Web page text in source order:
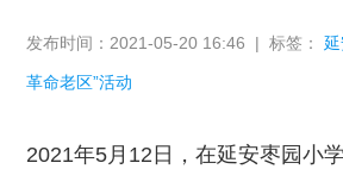
发布时间：2021-05-20 16:46 | 标签：
革命老区”活动
2021年5月12日，在延安枣园小